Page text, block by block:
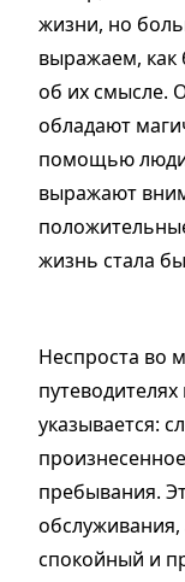
жизни, но
выражаем, как
об их смысле.
обладают
помощью люди
выражают
жизнь стала
Неспроста во
указывается:
пребывания.
обслуживания,
спокойный и